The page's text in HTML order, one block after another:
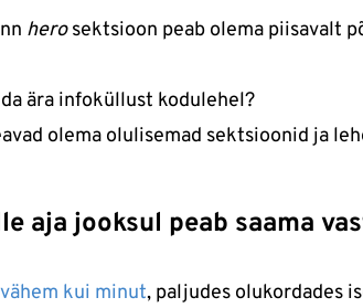
herosektsioon peab olema piisavalt
ära infoküllust kodulehel?
olema olulisemad sektsioonid ja
aja jooksul peab saama
kui minut, paljudes olukordades